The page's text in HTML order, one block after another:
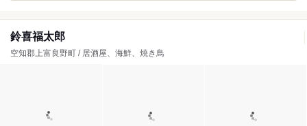
鈴喜福太郎
空知郡上富良野町 / 居酒屋、海鮮、焼き鳥